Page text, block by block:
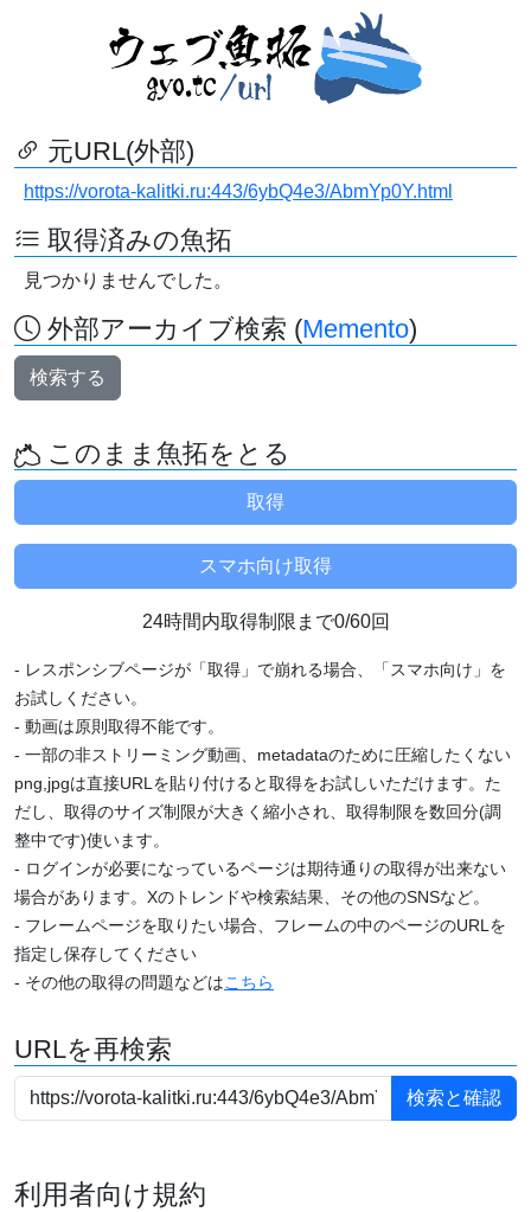
元URL(外部)
https://vorota-kalitki.ru:443/6ybQ4e3/AbmYp0Y.html
取得済みの魚拓
見つかりませんでした。
外部アーカイブ検索 (Memento)
検索する
このまま魚拓をとる
24時間内取得制限まで0/60回
- レスポンシブページが「取得」で崩れる場合、「スマホ向け」を
お試しください。
- 動画は原則取得不能です。
- 一部の非ストリーミング動画、metadataのために圧縮したくない
png,jpgは直接URLを貼り付けると取得をお試しいただけます。た
だし、取得のサイズ制限が大きく縮小され、取得制限を数回分(調
整中です)使います。
- ログインが必要になっているページは期待通りの取得が出来ない
場合があります。Xのトレンドや検索結果、その他のSNSなど。
- フレームページを取りたい場合、フレームの中のページのURLを
指定し保存してください
- その他の取得の問題などはこちら
URLを再検索
利用者向け規約